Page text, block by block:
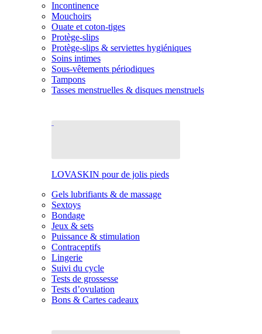
Incontinence
Mouchoirs
Ouate et coton-tiges
Protège-slips
Protège-slips & serviettes hygiéniques
Soins intimes
Sous-vêtements périodiques
Tampons
Tasses menstruelles & disques menstruels
LOVASKIN pour de jolis pieds
Gels lubrifiants & de massage
Sextoys
Bondage
Jeux & sets
Puissance & stimulation
Contraceptifs
Lingerie
Suivi du cycle
Tests de grossesse
Tests d’ovulation
Bons & Cartes cadeaux